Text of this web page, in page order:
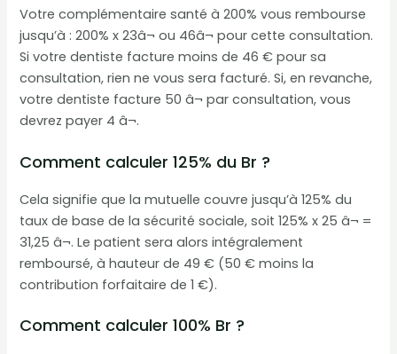
Votre complémentaire santé à 200% vous rembourse
jusqu’à : 200% x 23â¬ ou 46â¬ pour cette consultation.
Si votre dentiste facture moins de 46 € pour sa
consultation, rien ne vous sera facturé. Si, en revanche,
votre dentiste facture 50 â¬ par consultation, vous
devrez payer 4 â¬.
Comment calculer 125% du Br ?
Cela signifie que la mutuelle couvre jusqu’à 125% du
taux de base de la sécurité sociale, soit 125% x 25 â¬ =
31,25 â¬. Le patient sera alors intégralement
remboursé, à hauteur de 49 € (50 € moins la
contribution forfaitaire de 1 €).
Comment calculer 100% Br ?